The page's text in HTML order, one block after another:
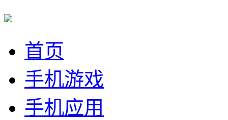
首页
手机游戏
手机应用